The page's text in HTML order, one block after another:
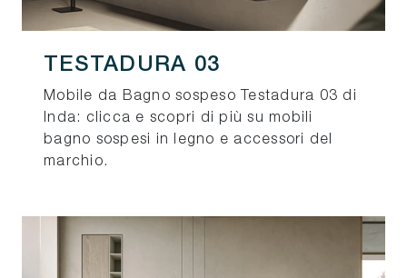
TESTADURA 03
Mobile da Bagno sospeso Testadura 03 di
Inda: clicca e scopri di più su mobili
bagno sospesi in legno e accessori del
marchio.